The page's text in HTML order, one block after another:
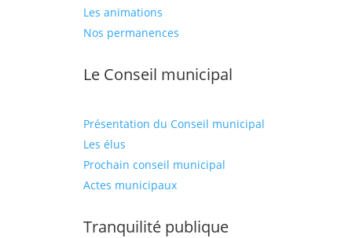
Les animations
Nos permanences
Le Conseil municipal
Présentation du Conseil municipal
Les élus
Prochain conseil municipal
Actes municipaux
Tranquilité publique